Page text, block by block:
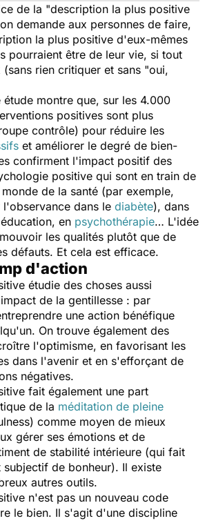
de la "description la plus positive
demande aux personnes de faire,
la plus positive d'eux-mêmes
pourraient être de leur vie, si tout
rien critiquer et sans "oui,
étude montre que, sur les 4.000
positives sont plus
contrôle) pour réduire les
et améliorer le degré de bien-
confirment l'impact positif des
positive qui sont en train de
de la santé (par exemple,
l'observance dans le diabète), dans
en psychothérapie… L'idée
les qualités plutôt que de
défauts. Et cela est efficace.
d'action
étudie des choses aussi
de la gentillesse : par
une action bénéfique
On trouve également des
l'optimisme, en favorisant les
dans l'avenir et en s'efforçant de
négatives.
fait également une part
de la méditation de pleine
comme moyen de mieux
gérer ses émotions et de
de stabilité intérieure (qui fait
subjectif de bonheur). Il existe
autres outils.
n'est pas un nouveau code
le bien. Il s'agit d'une discipline